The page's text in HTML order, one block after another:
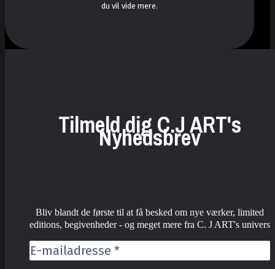
du vil vide mere.
Tilmeld dig C.J ART's
Nyhedsbrev
Bliv blandt de første til at få besked om nye værker, limited
editions, begivenheder - og meget mere fra C. J ART's univers